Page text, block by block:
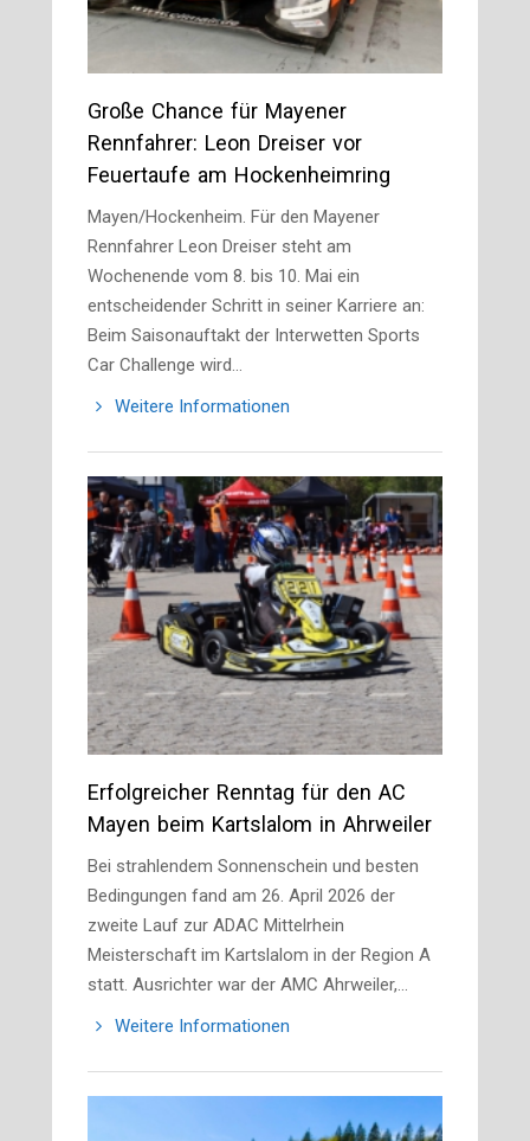
Große Chance für Mayener
Rennfahrer: Leon Dreiser vor
Feuertaufe am Hockenheimring
Mayen/Hockenheim. Für den Mayener
Rennfahrer Leon Dreiser steht am
Wochenende vom 8. bis 10. Mai ein
entscheidender Schritt in seiner Karriere an:
Beim Saisonauftakt der Interwetten Sports
Car Challenge wird…
Weitere Informationen
Erfolgreicher Renntag für den AC
Mayen beim Kartslalom in Ahrweiler
Bei strahlendem Sonnenschein und besten
Bedingungen fand am 26. April 2026 der
zweite Lauf zur ADAC Mittelrhein
Meisterschaft im Kartslalom in der Region A
statt. Ausrichter war der AMC Ahrweiler,…
Weitere Informationen